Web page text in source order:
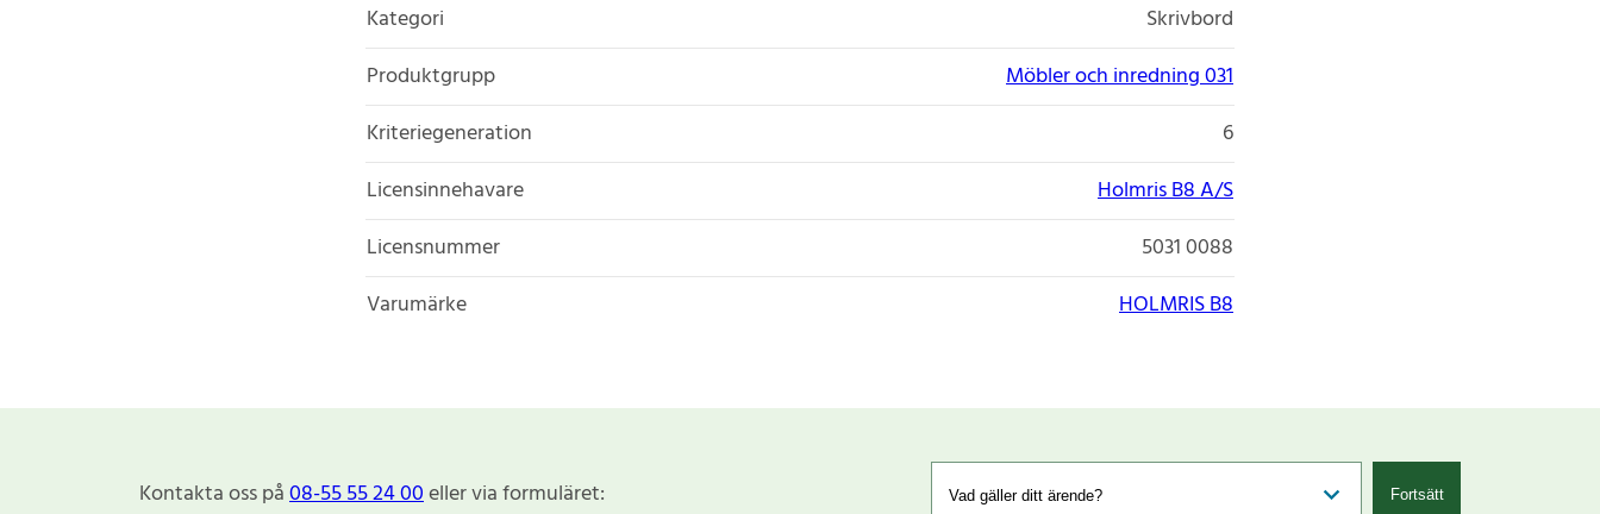
Kategori
Skrivbord
Produktgrupp
Möbler och inredning 031
Kriteriegeneration
6
Licensinnehavare
Holmris B8 A/S
Licensnummer
5031 0088
Varumärke
HOLMRIS B8
Kontakta oss på08-55 55 24 00eller via formuläret: Fortsätt